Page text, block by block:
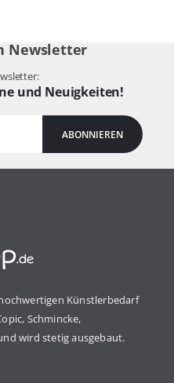
Newsletter
und Neuigkeiten!
ABONNIEREN
Künstlerbedarf
Schmincke,
wird stetig ausgebaut.